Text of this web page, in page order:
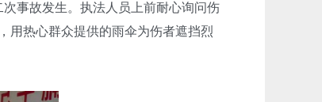
事故发生。执法人员上前耐心询问伤
用热心群众提供的雨伞为伤者遮挡烈